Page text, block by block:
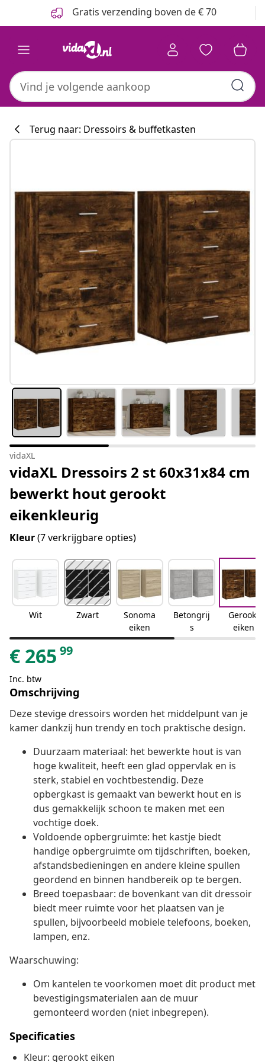
Gratis verzending boven de € 70
Terug naar: Dressoirs & buffetkasten
vidaXL
vidaXL Dressoirs 2 st 60x31x84 cm
bewerkt hout gerookt
eikenkleurig
Kleur(7 verkrijgbare opties)
Wit Zwart
Sonoma
eiken
Betongrij
s
Gerookt
eiken
€ 265 99
Inc. btw
Omschrijving
Deze stevige dressoirs worden het middelpunt van je
kamer dankzij hun trendy en toch praktische design.
Duurzaam materiaal: het bewerkte hout is van
hoge kwaliteit, heeft een glad oppervlak en is
sterk, stabiel en vochtbestendig. Deze
opbergkast is gemaakt van bewerkt hout en is
dus gemakkelijk schoon te maken met een
vochtige doek.
Voldoende opbergruimte: het kastje biedt
handige opbergruimte om tijdschriften, boeken,
afstandsbedieningen en andere kleine spullen
geordend en binnen handbereik op te bergen.
Breed toepasbaar: de bovenkant van dit dressoir
biedt meer ruimte voor het plaatsen van je
spullen, bijvoorbeeld mobiele telefoons, boeken,
lampen, enz.
Waarschuwing:
Om kantelen te voorkomen moet dit product met
bevestigingsmaterialen aan de muur
gemonteerd worden (niet inbegrepen).
Specificaties
Kleur: gerookt eiken